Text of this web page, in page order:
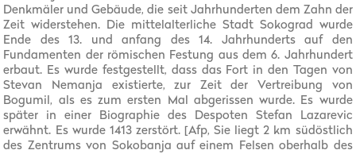
Denkmäler und Gebäude, die seit Jahrhunderten dem Zahn der
Zeit widerstehen. Die mittelalterliche Stadt Sokograd wurde
Ende des 13. und anfang des 14. Jahrhunderts auf den
Fundamenten der römischen Festung aus dem 6. Jahrhundert
erbaut. Es wurde festgestellt, dass das Fort in den Tagen von
Stevan Nemanja existierte, zur Zeit der Vertreibung von
Bogumil, als es zum ersten Mal abgerissen wurde. Es wurde
später in einer Biographie des Despoten Stefan Lazarevic
erwähnt. Es wurde 1413 zerstört. [Afp, Sie liegt 2 km südöstlich
des Zentrums von Sokobanja auf einem Felsen oberhalb des